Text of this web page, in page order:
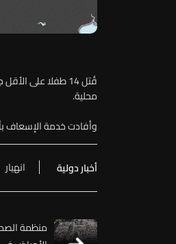
قُتل 14 طفلا على
محلية.
وأفادت خدمة الإسعاف
أخبار دولية انهيار
منظمة